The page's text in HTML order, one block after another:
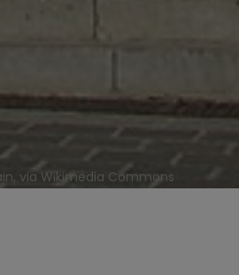
via Wikimedia Commons